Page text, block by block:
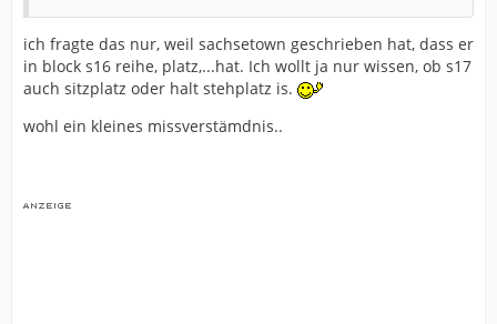
ich fragte das nur, weil sachsetown geschrieben hat, dass er
in block s16 reihe, platz,...hat. Ich wollt ja nur wissen, ob s17
auch sitzplatz oder halt stehplatz is.
wohl ein kleines missverstämdnis..